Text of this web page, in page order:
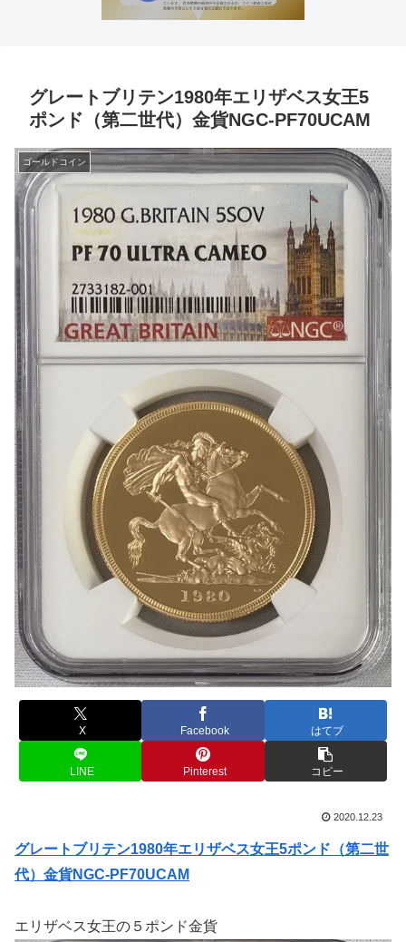
グレートブリテン1980年エリザベス女王5
ポンド（第二世代）金貨NGC-PF70UCAM
ゴールドコイン
X Facebook はてブ
LINE Pinterest コピー
2020.12.23
グレートブリテン1980年エリザベス女王5ポンド（第二世
代）金貨NGC-PF70UCAM
エリザベス女王の５ポンド金貨